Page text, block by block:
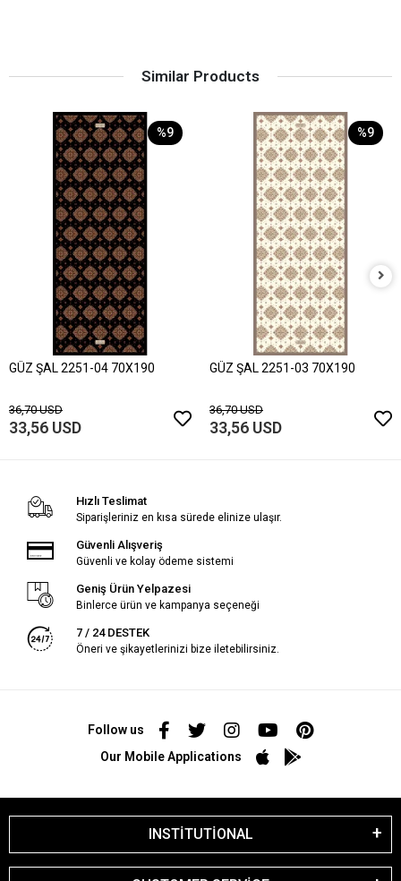
Similar Products
%9
GÜZ ŞAL 2251-04 70X190
36,70 USD
33,56 USD
%9
GÜZ ŞAL 2251-03 70X190
36,70 USD
33,56 USD
Hızlı Teslimat
Siparişleriniz en kısa sürede elinize ulaşır.
Güvenli Alışveriş
Güvenli ve kolay ödeme sistemi
Geniş Ürün Yelpazesi
Binlerce ürün ve kampanya seçeneği
7 / 24 DESTEK
Öneri ve şikayetlerinizi bize iletebilirsiniz.
Follow us
Our Mobile Applications
INSTİTUTİONAL